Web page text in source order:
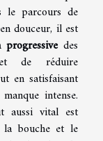
le parcours de
douceur, il est
progressivedes
de réduire
en satisfaisant
intense.
aussi vital est
bouche et le